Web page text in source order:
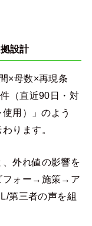
設計
×母数×再現条
（直近90日・対
用）」のよう
ります。
外れ値の影響を
フォー→施策→ア
第三者の声を組